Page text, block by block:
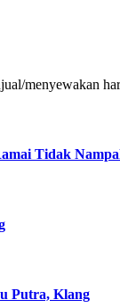
menyewakan
Tidak
Putra, Klang